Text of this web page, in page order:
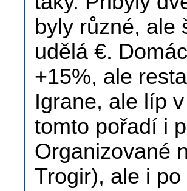
byly různé, ale
udělá €.
+15%, ale
Igrane, ale líp
tomto pořadí i
Organizované
Trogir), ale i